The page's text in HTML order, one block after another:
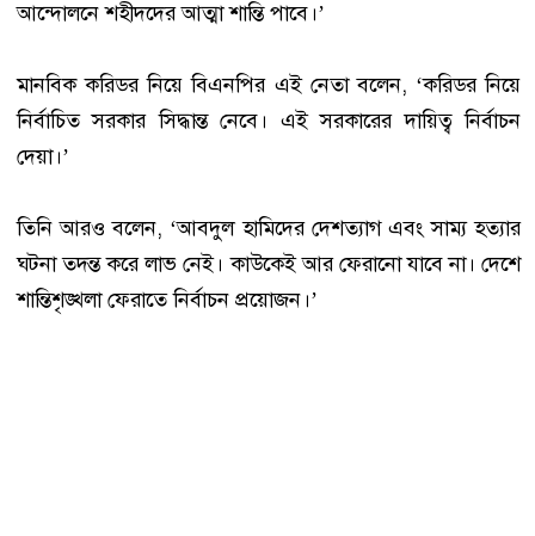
আন্দোলনে শহীদদের আত্মা শান্তি পাবে।’
মানবিক করিডর নিয়ে বিএনপির এই নেতা বলেন, ‘করিডর নিয়ে
নির্বাচিত সরকার সিদ্ধান্ত নেবে। এই সরকারের দায়িত্ব নির্বাচন
দেয়া।’
তিনি আরও বলেন, ‘আবদুল হামিদের দেশত্যাগ এবং সাম্য হত্যার
ঘটনা তদন্ত করে লাভ নেই। কাউকেই আর ফেরানো যাবে না। দেশে
শান্তিশৃঙ্খলা ফেরাতে নির্বাচন প্রয়োজন।’